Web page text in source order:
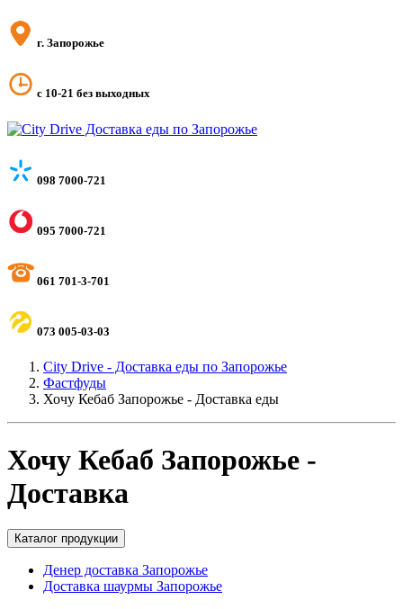
г. Запорожье
с 10-21 без выходных
098 7000-721
095 7000-721
061 701-3-701
073 005-03-03
City Drive - Доставка еды по Запорожье
Фастфуды
Хочу Кебаб Запорожье - Доставка еды
Хочу Кебаб Запорожье -
Доставка
Каталог продукции
Денер доставка Запорожье
Доставка шаурмы Запорожье